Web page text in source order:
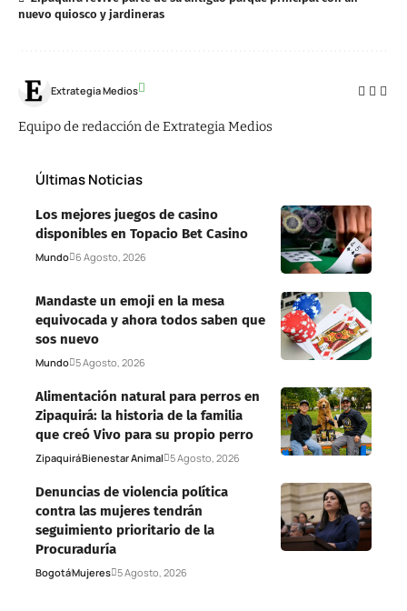
nuevo quiosco y jardineras
Extrategia Medios
Equipo de redacción de Extrategia Medios
Últimas Noticias
Los mejores juegos de casino
disponibles en Topacio Bet Casino
Mundo 6 Agosto, 2026
Mandaste un emoji en la mesa
equivocada y ahora todos saben que
sos nuevo
Mundo 5 Agosto, 2026
Alimentación natural para perros en
Zipaquirá: la historia de la familia
que creó Vivo para su propio perro
ZipaquiráBienestar Animal 5 Agosto, 2026
Denuncias de violencia política
contra las mujeres tendrán
seguimiento prioritario de la
Procuraduría
BogotáMujeres 5 Agosto, 2026